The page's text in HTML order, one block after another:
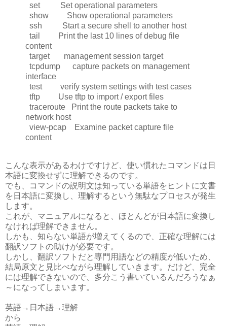
set Set operational parameters
show Show operational parameters
ssh Start a secure shell to another host
tail Print the last 10 lines of debug file
content
target management session target
tcpdump capture packets on management
interface
test verify system settings with test cases
tftp Use tftp to import / export files
traceroute Print the route packets take to
network host
view-pcap Examine packet capture file
content
こんな表示があるわけですけど、使い慣れたコマンドは日
本語に変換せずに理解できるのです。
でも、コマンドの説明文は知っている単語をヒントに文書
を日本語に変換し、理解するという無駄なプロセスが発生
します。
これが、マニュアルになると、ほとんどが日本語に変換し
なければ理解できません。
しかも、知らない単語が増えてくるので、正確な理解には
翻訳ソフトの助けが必要です。
しかし、翻訳ソフトだと専門用語などの精度が低いため、
結局原文と見比べながら理解していきます。だけど、完全
には理解できないので、多分こう書いているんだろうなぁ
～になってしまいます。
英語→日本語→理解
から